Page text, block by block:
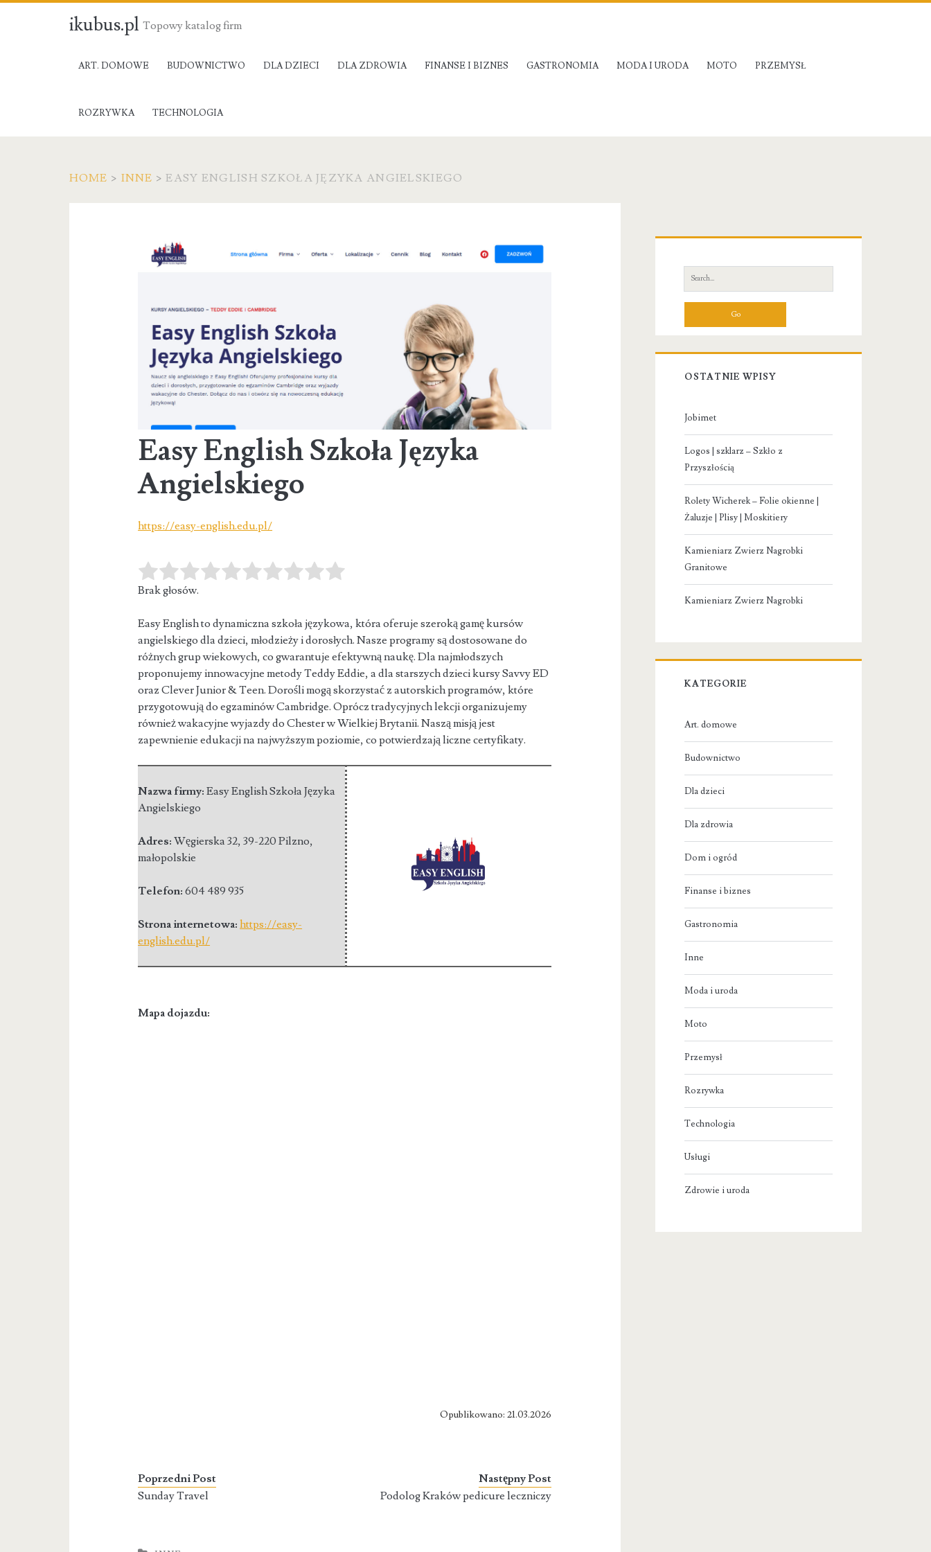
ikubus.pl Topowy katalog firm
ART. DOMOWE BUDOWNICTWO DLA DZIECI DLA ZDROWIA FINANSE I BIZNES GASTRONOMIA MODA I URODA MOTO PRZEMYSŁ
ROZRYWKA TECHNOLOGIA
HOME > INNE >EASY ENGLISH SZKOŁA JĘZYKA ANGIELSKIEGO
Easy English Szkoła Języka
Angielskiego
https://easy-english.edu.pl/
Brak głosów.
Easy English to dynamiczna szkoła językowa, która oferuje szeroką gamę kursów
angielskiego dla dzieci, młodzieży i dorosłych. Nasze programy sądostosowane do
różnych grup wiekowych, co gwarantuje efektywną naukę. Dla najmłodszych
proponujemy innowacyjne metody Teddy Eddie, a dla starszych dzieci kursy Savvy ED
oraz Clever Junior & Teen. Dorośli mogą skorzystać z autorskich programów, które
przygotowują do egzaminów Cambridge. Oprócz tradycyjnych lekcji organizujemy
również wakacyjne wyjazdy do Chester w Wielkiej Brytanii. Naszą misją jest
zapewnienie edukacji na najwyższym poziomie, co potwierdzają liczne certyfikaty.
Nazwa firmy:Easy English Szkoła Języka
Angielskiego
Adres:Węgierska 32,39-220 Pilzno,
małopolskie
Telefon:604 489 935
Strona internetowa:https://easy-
english.edu.pl/
Mapa dojazdu:
Opublikowano: 21.03.2026
Poprzedni Post
Sunday Travel
Następny Post
Podolog Kraków pedicure leczniczy
Sidebar
Search
for:
OSTATNIE WPISY
Jobimet
Logos | szklarz – Szkło z
Przyszłością
Rolety Wicherek – Folie okienne |
Żaluzje | Plisy | Moskitiery
Kamieniarz Zwierz Nagrobki
Granitowe
Kamieniarz Zwierz Nagrobki
KATEGORIE
Art. domowe
Budownictwo
Dla dzieci
Dla zdrowia
Dom i ogród
Finanse i biznes
Gastronomia
Inne
Moda i uroda
Moto
Przemysł
Rozrywka
Technologia
Usługi
Zdrowie i uroda